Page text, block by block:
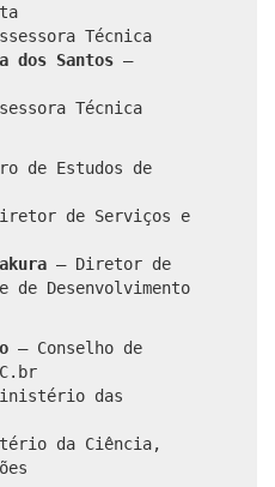
Técnica
dos Santos –
Técnica
de Estudos de
de Serviços e
– Diretor de
Desenvolvimento
– Conselho de
das
da Ciência,